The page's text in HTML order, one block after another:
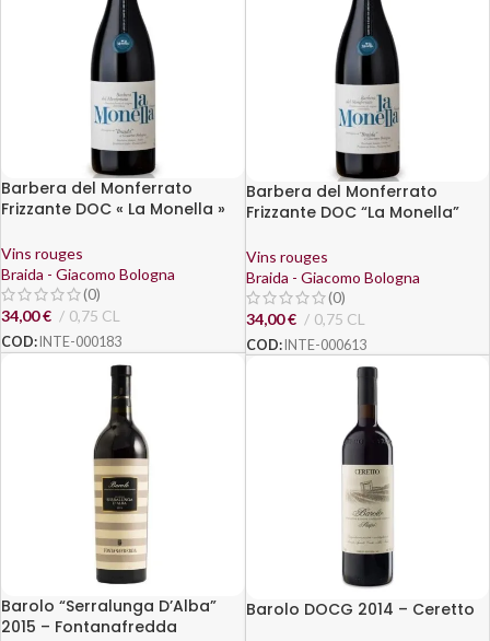
Barbera del Monferrato
Frizzante DOC « La Monella »
Bologne
Vins rouges
Braida - Giacomo Bologna
(0)
34,00€ 0,75 CL
COD: INTE-000183
Barbera del Monferrato
Frizzante DOC “La Monella”
Bologna
Vins rouges
Braida - Giacomo Bologna
(0)
34,00€ 0,75 CL
COD: INTE-000613
Barolo “Serralunga D’Alba”
2015 – Fontanafredda
Barolo DOCG 2014 – Ceretto